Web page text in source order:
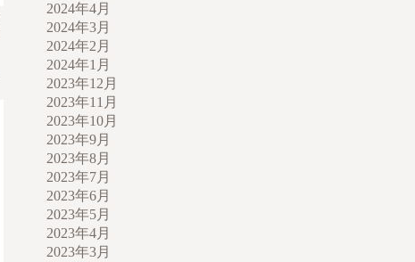
2024年4月
2024年3月
2024年2月
2024年1月
2023年12月
2023年11月
2023年10月
2023年9月
2023年8月
2023年7月
2023年6月
2023年5月
2023年4月
2023年3月